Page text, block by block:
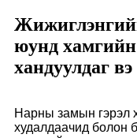
юунд
хандуулдаг вэ
Нарны замын гэрэл
худалдаачид болон